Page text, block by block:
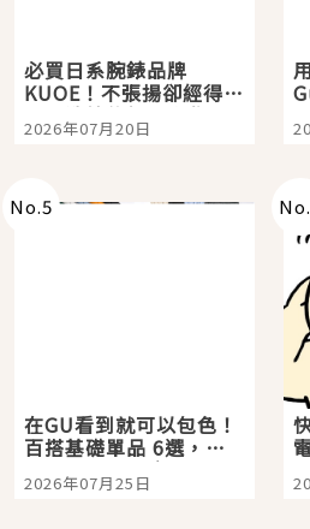
必買日系腕錶品牌
KUOE！不張揚卻經得起
時間洗鍊的經典之作五
選
2026年07月20日
No.5
在GU看到就可以包色！
百搭基礎單品 6選，閉
眼全收也不心疼
2026年07月25日
No.